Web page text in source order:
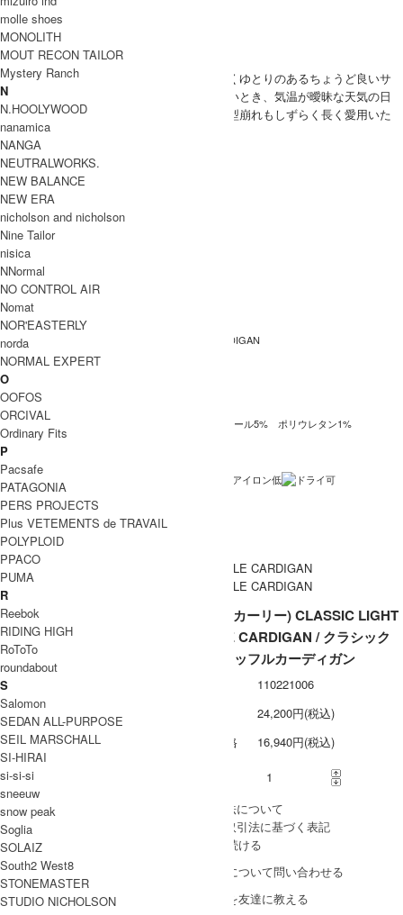
CURLY 取り扱い商品
MODEL
(SIZE) 3 / 身長 176cm
(VOICE) サイズ３で程よくゆとりのあるちょうど良いサ
イズ感でした。少し肌寒いとき、気温が曖昧な天気の日
に重宝する程よい厚みで型崩れもしずらく長く愛用いた
SIZE
サイズ 裄丈
INFORMATION
ブランド名
商品名 CLASSIC LIGHT WAFFLE CARDIGAN
型番 243-231012
カラー
素材 アクリル86% ナイロン8％ ウール5% ポリウレタン1%
洗濯表記
裏地 / 透け感
備考
CURLY (カーリー) CLASSIC LIGHT
WAFFLE CARDIGAN / クラシック
ライトワッフルカーディガン
110221006
24,200円(税込)
販売価格
16,940円(税込)
» 採寸方法について
» 特定商取引法に基づく表記
買い物を続ける
この商品について問い合わせる
この商品を友達に教える
molle shoes
MONOLITH
MOUT RECON TAILOR
Mystery Ranch
N
N.HOOLYWOOD
nanamica
NANGA
NEUTRALWORKS.
NEW BALANCE
NEW ERA
nicholson and nicholson
Nine Tailor
nisica
NNormal
NO CONTROL AIR
Nomat
NOR'EASTERLY
norda
NORMAL EXPERT
O
OOFOS
ORCIVAL
Ordinary Fits
P
Pacsafe
PATAGONIA
PERS PROJECTS
Plus VETEMENTS de TRAVAIL
POLYPLOID
PPACO
PUMA
R
Reebok
RIDING HIGH
RoToTo
roundabout
S
Salomon
SEDAN ALL-PURPOSE
SEIL MARSCHALL
SI-HIRAI
si-si-si
sneeuw
snow peak
Soglia
SOLAIZ
South2 West8
STONEMASTER
STUDIO NICHOLSON